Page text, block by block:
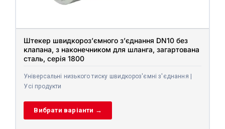
Штекер швидкороз’ємного з’єднання DN10 без
клапана, з наконечником для шланга, загартована
сталь, серія 1800
Універсальні низького тиску швидкороз'ємні з'єднання |
Усі продукти
Вибрати варіанти →